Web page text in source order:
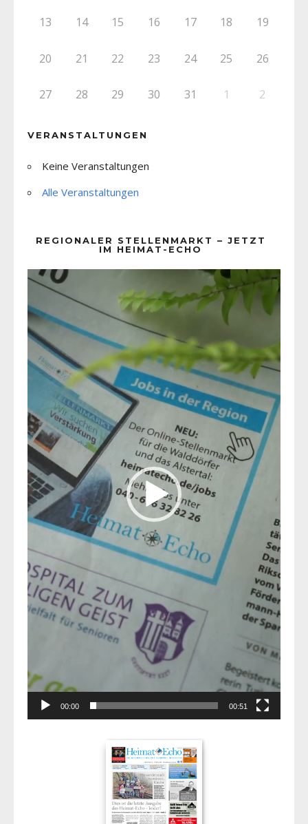
13 14 15 16 17 18 19
20 21 22 23 24 25 26
27 28 29 30 31 1 2
VERANSTALTUNGEN
Keine Veranstaltungen
Alle Veranstaltungen
REGIONALER STELLENMARKT – JETZT
IM HEIMAT-ECHO
Player
00:00 00:51